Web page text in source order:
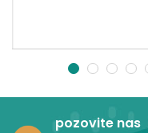
1 2 3 4
pozovite nas